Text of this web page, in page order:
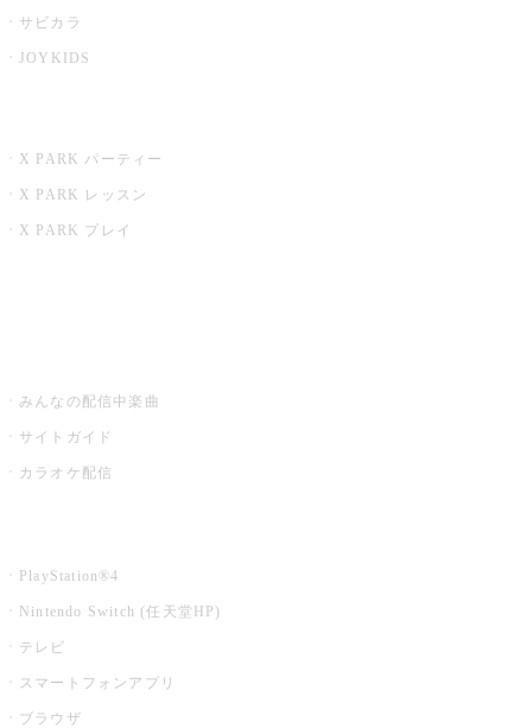
サビカラ
JOYKIDS
X PARK パーティー
X PARK レッスン
X PARK プレイ
みんなの配信中楽曲
サイトガイド
カラオケ配信
PlayStation®4
Nintendo Switch (任天堂HP)
テレビ
スマートフォンアプリ
ブラウザ